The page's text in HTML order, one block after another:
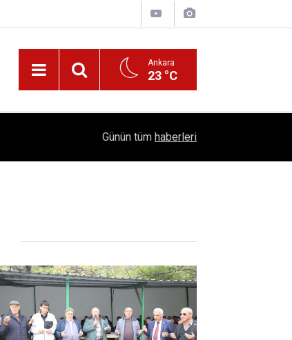
Ankara
23 °C
1504 Kep, Tek Bir Hedef: Bilim Kenti Çubuk
Günün tüm haberleri